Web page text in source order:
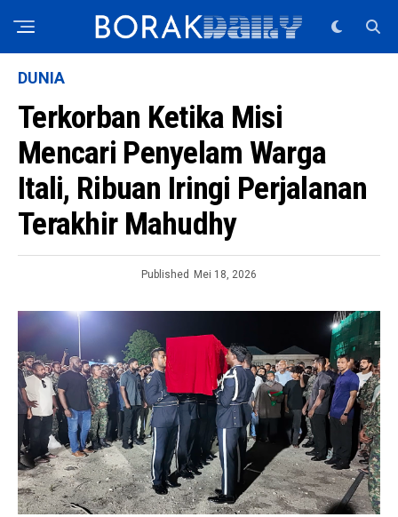
DUNIA
Terkorban Ketika Misi
Mencari Penyelam Warga
Itali, Ribuan Iringi Perjalanan
Terakhir Mahudhy
Published Mei 18, 2026